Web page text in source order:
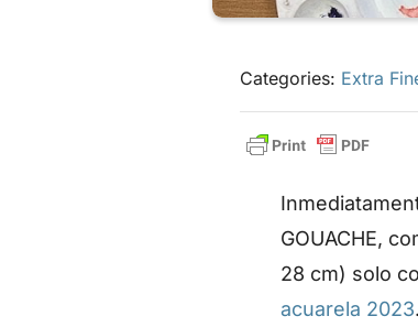
Categories: Extra
GOUACHE,
28 cm) solo
acuarela 2023.